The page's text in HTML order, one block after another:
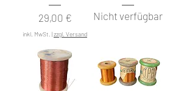
Preis
29,00 €
inkl. MwSt. |zzgl. Versand
Nicht verfügbar